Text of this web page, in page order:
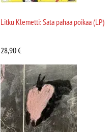
Litku Klemetti: Sata pahaa poikaa (LP)
28,90€